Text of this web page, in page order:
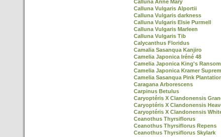
Calluna Anne Mary
Calluna Vulgaris Alportii
Calluna Vulgaris darkness
Calluna Vulgaris Elsie Purmell
Calluna Vulgaris Marleen
Calluna Vulgaris Tib
Calycanthus Floridus
Camalia Sasanqua Kanjiro
Camelia Japonica Iréné 48
Camelia Japonica King's Ransom
Camelia Japonica Kramer
Camelia Sasanqua Pink
Caragana Arborescens
Carpinus Betulus
Caryoptéris X Clandonensis
Caryoptéris X Clandonensis
Caryoptéris X Clandonensis
Ceanothus Thyrsiflorus
Ceanothus Thyrsiflorus Repens
Ceanothus Thyrsiflorus Skylark